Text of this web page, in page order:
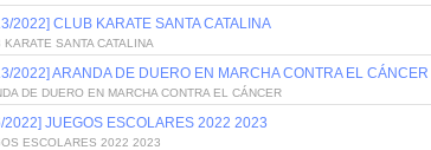
2022] CLUB KARATE SANTA CATALINA
KARATE SANTA CATALINA
2022] ARANDA DE DUERO EN MARCHA CONTRA EL CÁNCER
DE DUERO EN MARCHA CONTRA EL CÁNCER
2022] JUEGOS ESCOLARES 2022 2023
ESCOLARES 2022 2023